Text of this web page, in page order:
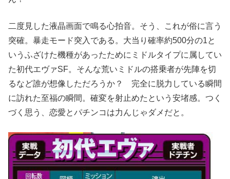
二度見した液晶画面で鳴る心拍音。そう、これが俗に言う
突確。暴走モード突入である。大当り確率約500分の1と
いうふざけた機種があったためにミドルタイプに属してい
た初代エヴァSF。そんな荒いミドルの搭乗者が先陣を切
るなど誰が想像しただろうか？ 完全に脱力している瞬間
に訪れた至福の瞬間。確変を射止めたという安堵感。つく
づく思う、恋愛とパチンコは力んじゃダメだと。